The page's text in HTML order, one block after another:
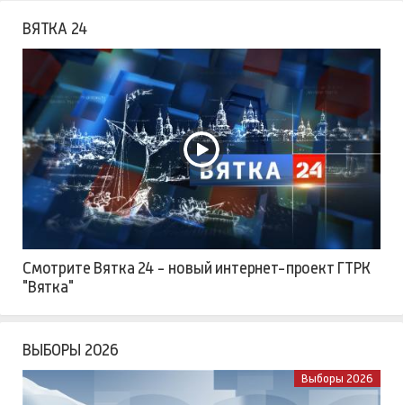
ВЯТКА 24
Смотрите Вятка 24 - новый интернет-проект ГТРК
"Вятка"
ВЫБОРЫ 2026
Выборы 2026